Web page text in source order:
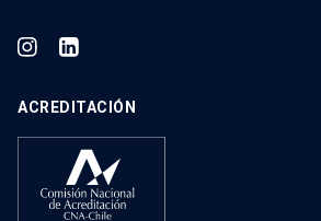
ACREDITACIÓN